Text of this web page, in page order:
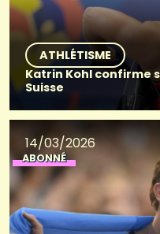
ATHLÉTISME
Katrin Kohl confirme
Suisse
14/03/2026
ABONNÉ